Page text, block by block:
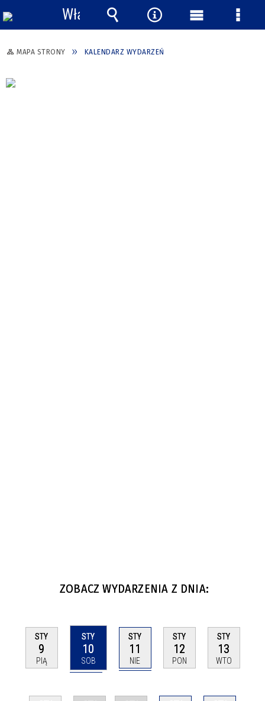
MAPA STRONY KALENDARZ WYDARZEŃ
ZOBACZ WYDARZENIA Z DNIA:
STY
9
PIĄ
STY
10
SOB
STY
11
NIE
STY
12
PON
STY
13
WTO
Włącz
powiadomienia
Wyszukiwarka
Narzędzia
Menu Menu